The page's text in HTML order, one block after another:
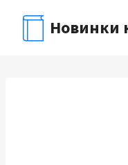
содержимому
Новинки